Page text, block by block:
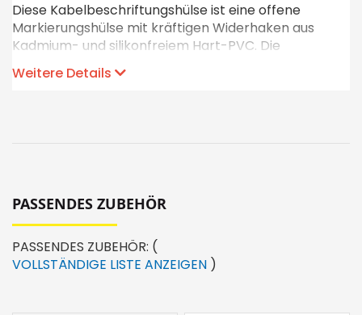
Diese Kabelbeschriftungshülse ist eine offene
Markierungshülse mit kräftigen Widerhaken aus
Kadmium- und silikonfreiem Hart-PVC. Die
transparente Schildtasche, für den Einschub des
Bezeichnungsstreifen (siehe Etiketten
Weitere Details
PASSENDES ZUBEHÖR
PASSENDES ZUBEHÖR: (
VOLLSTÄNDIGE LISTE ANZEIGEN )